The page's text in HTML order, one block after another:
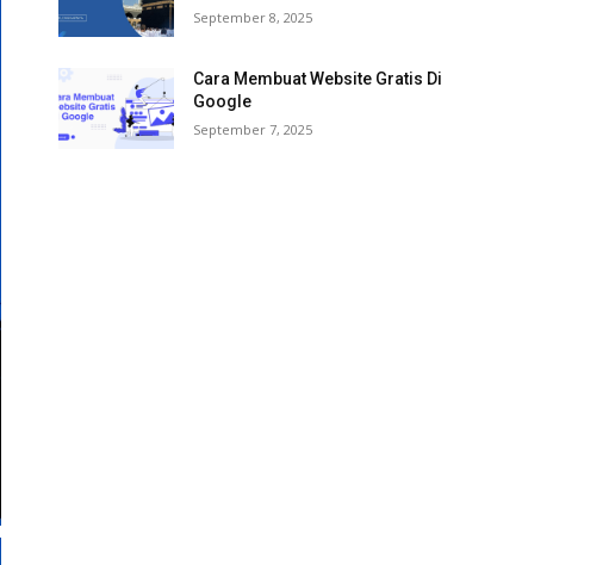
September 8, 2025
Cara Membuat Website Gratis Di
Google
September 7, 2025